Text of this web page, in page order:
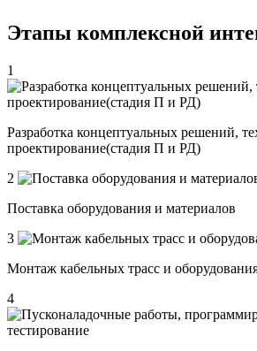
Этапы комплексной
1
Разработка концептуальных решений,
проектирование(стадия П и РД)
2
Поставка оборудования и материалов
3
Монтаж кабельных трасс и
4